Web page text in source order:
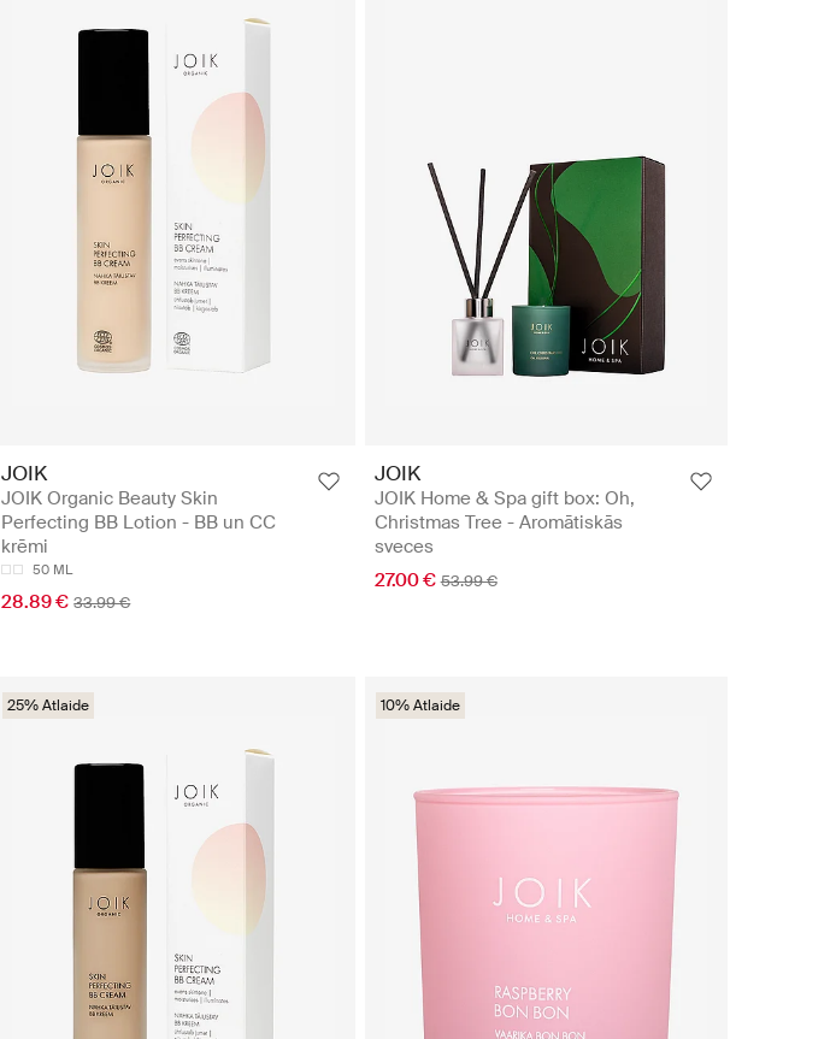
JOIK
JOIK Organic Beauty Skin
Perfecting BB Lotion - BB un CC
krēmi
50 ML
28.89 € 33.99 €
JOIK
JOIK Home & Spa gift box: Oh,
Christmas Tree - Aromātiskās
sveces
27.00 € 53.99 €
25% Atlaide 10% Atlaide